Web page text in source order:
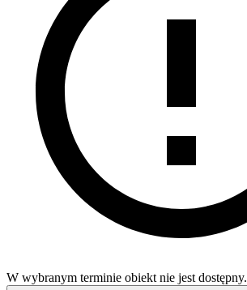
W wybranym terminie obiekt nie jest dostępny.